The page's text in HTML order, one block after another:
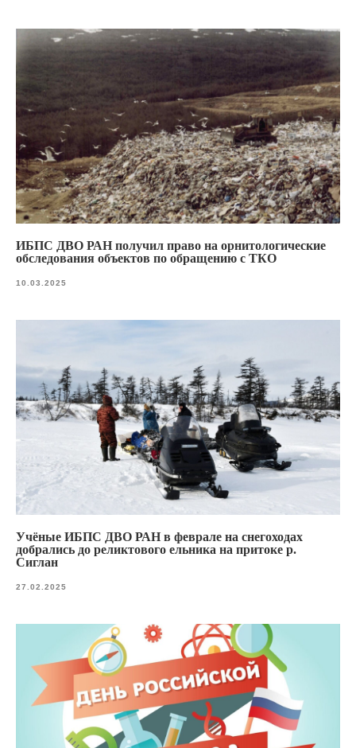
ИБПС ДВО РАН получил право на орнитологические
обследования объектов по обращению с ТКО
10.03.2025
Учёные ИБПС ДВО РАН в феврале на снегоходах
добрались до реликтового ельника на притоке р.
Сиглан
27.02.2025